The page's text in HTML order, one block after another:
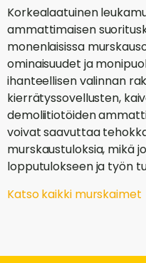
Korkealaatuinen
ammattimaisen
monenlaisissa
ominaisuudet ja
ihanteellisen valinnan
kierrätyssovellusten,
demoliitiotöiden
voivat saavuttaa
murskaustuloksia, mikä
lopputulokseen ja työn
Katso kaikki murskaimet